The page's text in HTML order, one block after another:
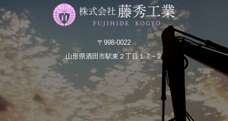
〒998-0022
山形県酒田市駅東２丁目１７−２